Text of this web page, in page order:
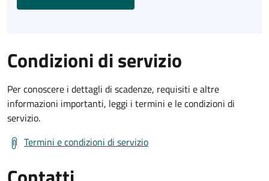
Condizioni di servizio
Per conoscere i dettagli di scadenze, requisiti e altre
informazioni importanti, leggi i termini e le condizioni di
servizio.
Termini e condizioni di servizio